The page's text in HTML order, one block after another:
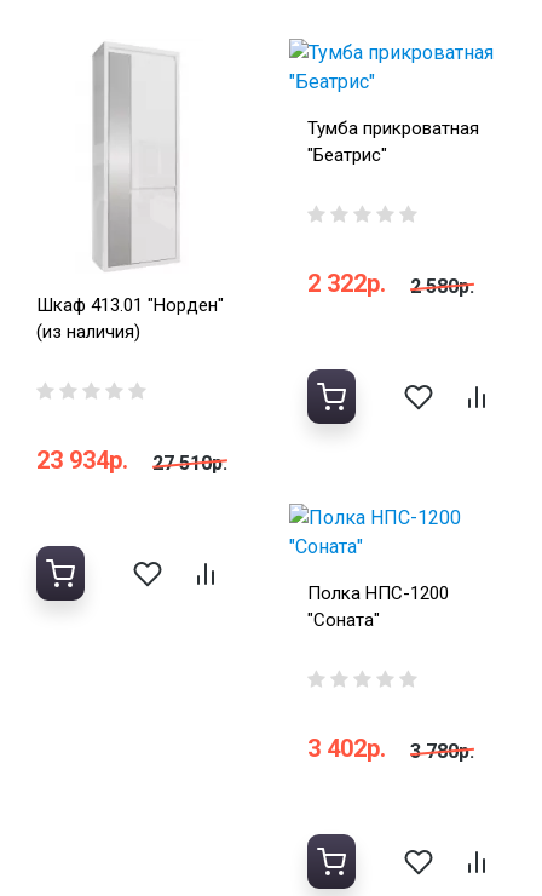
Шкаф 413.01 "Норден"
(из наличия)
23 934р. 27 510р.
Тумба прикроватная
"Беатрис"
2 322р. 2 580р.
Полка НПС-1200
"Соната"
3 402р. 3 780р.